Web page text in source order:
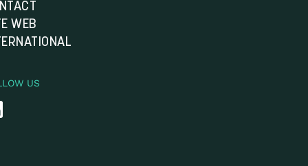
WEB
US